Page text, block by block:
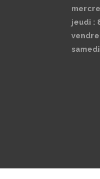
jeudi :